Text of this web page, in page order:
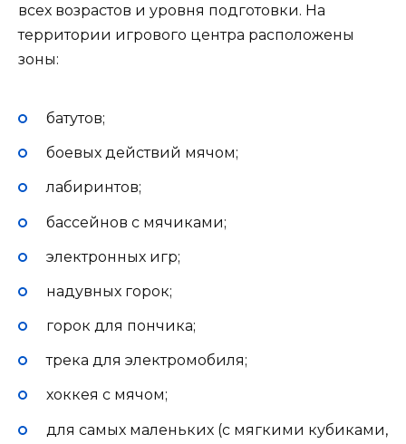
всех возрастов и уровня подготовки. На
территории игрового центра расположены
зоны:
батутов;
боевых действий мячом;
лабиринтов;
бассейнов с мячиками;
электронных игр;
надувных горок;
горок для пончика;
трека для электромобиля;
хоккея с мячом;
для самых маленьких (с мягкими кубиками,